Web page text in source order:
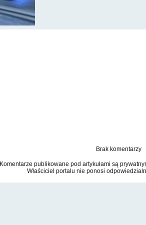
Brak komentarzy
Komentarze publikowane pod artykułami są
Właściciel portalu nie ponosi